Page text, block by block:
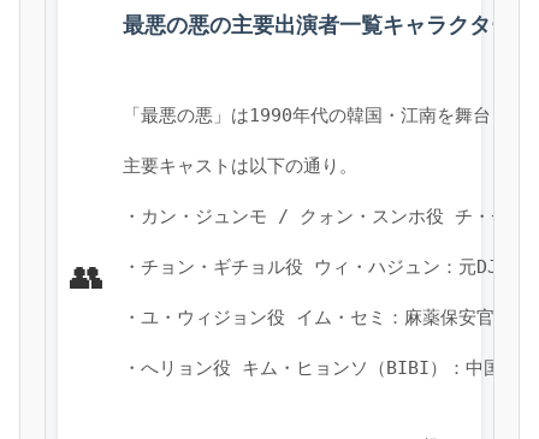
👥
最悪の悪の主要出演者一覧キャラクター相
「最悪の悪」は1990年代の韓国・江南を舞台と
主要キャストは以下の通り。
・カン・ジュンモ / クォン・スンホ役 チ・チャ
・チョン・ギチョル役 ウィ・ハジュン：元DJで
・ユ・ウィジョン役 イム・セミ：麻薬保安官で
・へリョン役 キム・ヒョンソ（BIBI）：中国の